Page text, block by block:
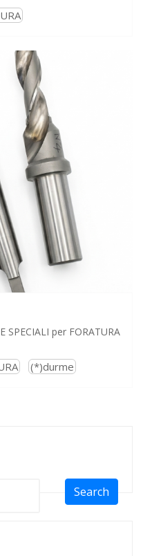
per FORATURA
(*)durme
Search